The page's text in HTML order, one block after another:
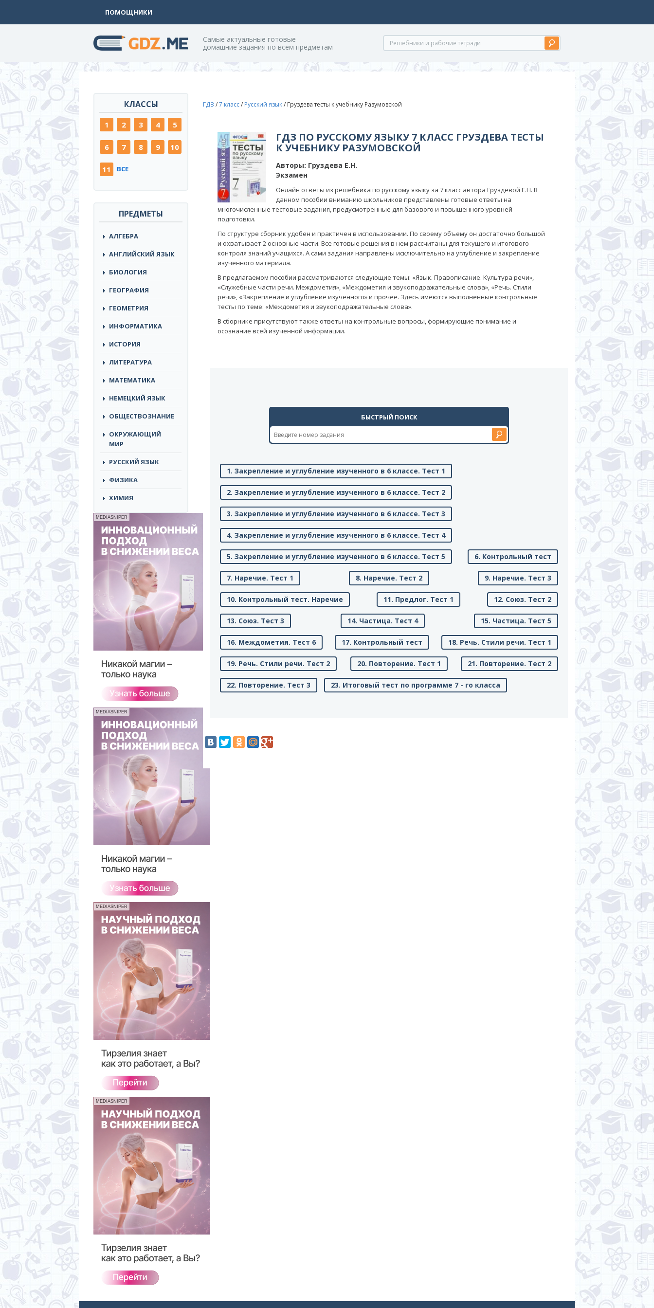
ПОМОЩНИКИ
Cамые актуальные готовые
домашние задания по всем предметам
КЛАССЫ
1 2 3 4 5
6 7 8 9 10
11 ВСЕ
ПРЕДМЕТЫ
АЛГЕБРА
АНГЛИЙСКИЙ ЯЗЫК
БИОЛОГИЯ
ГЕОГРАФИЯ
ГЕОМЕТРИЯ
ИНФОРМАТИКА
ИСТОРИЯ
ЛИТЕРАТУРА
МАТЕМАТИКА
НЕМЕЦКИЙ ЯЗЫК
ОБЩЕСТВОЗНАНИЕ
ОКРУЖАЮЩИЙ
МИР
РУССКИЙ ЯЗЫК
ФИЗИКА
ХИМИЯ
MEDIASNIPER
MEDIASNIPER
MEDIASNIPER
MEDIASNIPER
ГДЗ /7 класс/ Русский язык/ Груздева тесты к учебнику Разумовской
ГДЗ ПО РУССКОМУ ЯЗЫКУ 7 КЛАСС ГРУЗДЕВА ТЕСТЫ
К УЧЕБНИКУ РАЗУМОВСКОЙ
Авторы: Груздева Е.Н.
Экзамен
Онлайн ответы из решебника по русскому языку за 7 класс автора Груздевой Е.Н. В
данном пособии вниманию школьников представлены готовые ответы на
многочисленные тестовые задания, предусмотренные для базового и повышенного уровней
подготовки.
По структуре сборник удобен и практичен в использовании. По своему объему он достаточно большой
и охватывает 2 основные части. Все готовые решения в нем рассчитаны для текущего и итогового
контроля знаний учащихся. А сами задания направлены исключительно на углубление и закрепление
изученного материала.
В предлагаемом пособии рассматриваются следующие темы: «Язык. Правописание. Культура речи»,
«Служебные части речи. Междометия», «Междометия и звукоподражательные слова», «Речь. Стили
речи», «Закрепление и углубление изученного» и прочее. Здесь имеются выполненные контрольные
тесты по теме: «Междометия и звукоподражательные слова».
В сборнике присутствуют также ответы на контрольные вопросы, формирующие понимание и
осознание всей изученной информации.
БЫСТРЫЙ ПОИСК
1. Закрепление и углубление изученного в 6 классе. Тест 1
2. Закрепление и углубление изученного в 6 классе. Тест 2
3. Закрепление и углубление изученного в 6 классе. Тест 3
4. Закрепление и углубление изученного в 6 классе. Тест 4
5. Закрепление и углубление изученного в 6 классе. Тест 5 6. Контрольный тест
7. Наречие. Тест 1 8. Наречие. Тест 2 9. Наречие. Тест 3
10. Контрольный тест. Наречие 11. Предлог. Тест 1 12. Союз. Тест 2
13. Союз. Тест 3 14. Частица. Тест 4 15. Частица. Тест 5
16. Междометия. Тест 6 17. Контрольный тест 18. Речь. Стили речи. Тест 1
19. Речь. Стили речи. Тест 2 20. Повторение. Тест 1 21. Повторение. Тест 2
22. Повторение. Тест 3 23. Итоговый тест по программе 7 - го класса